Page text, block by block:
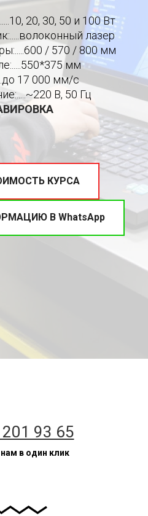
20, 30, 50 и 100 Вт
лазер
/ 570 / 800 мм
мм
17 000 мм/c
В, 50 Гц
КУРСА
В WhatsApp
93 65
в один клик